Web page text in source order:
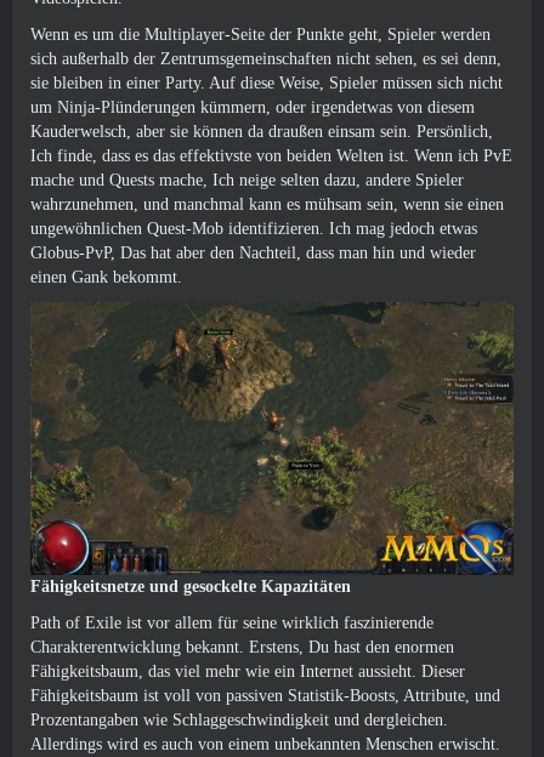
Wenn es um die Multiplayer-Seite der Punkte geht, Spieler werden
sich außerhalb der Zentrumsgemeinschaften nicht sehen, es sei denn,
sie bleiben in einer Party. Auf diese Weise, Spieler müssen sich nicht
um Ninja-Plünderungen kümmern, oder irgendetwas von diesem
Kauderwelsch, aber sie können da draußen einsam sein. Persönlich,
Ich finde, dass es das effektivste von beiden Welten ist. Wenn ich PvE
mache und Quests mache, Ich neige selten dazu, andere Spieler
wahrzunehmen, und manchmal kann es mühsam sein, wenn sie einen
ungewöhnlichen Quest-Mob identifizieren. Ich mag jedoch etwas
Globus-PvP, Das hat aber den Nachteil, dass man hin und wieder
einen Gank bekommt.
Fähigkeitsnetze und gesockelte Kapazitäten
Path of Exile ist vor allem für seine wirklich faszinierende
Charakterentwicklung bekannt. Erstens, Du hast den enormen
Fähigkeitsbaum, das viel mehr wie ein Internet aussieht. Dieser
Fähigkeitsbaum ist voll von passiven Statistik-Boosts, Attribute, und
Prozentangaben wie Schlaggeschwindigkeit und dergleichen.
Allerdings wird es auch von einem unbekannten Menschen erwischt.